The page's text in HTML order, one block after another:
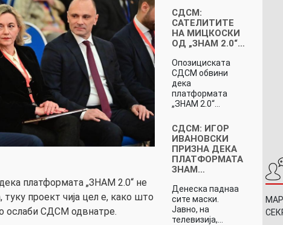
платформата „ЗНАМ 2.0“ не
туку проект чија цел е, како што
ослаби СДСМ одвнатре.
СДСМ:
САТЕЛИТИТЕ
НА МИЦКОСКИ
ОД „ЗНАМ 2.0“…
Опозициската
СДСМ обвини
дека
платформата
„ЗНАМ 2.0“…
СДСМ: ИГОР
ИВАНОВСКИ
ПРИЗНА ДЕКА
ПЛАТФОРМАТА
ЗНАМ…
Денеска паднаа
сите маски.
Јавно, на
телевизија,…